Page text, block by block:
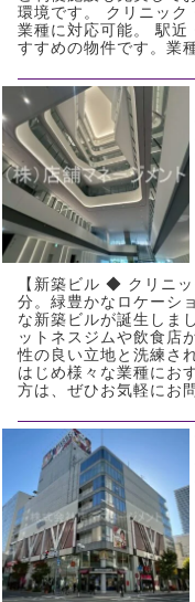
環境です。 クリニック
業種に対応可能。 駅近
すすめの物件です。業
【新築ビル ◆ クリニ
分。緑豊かなロケーシ
な新築ビルが誕生しま
ットネスジムや飲食店
性の良い立地と洗練さ
はじめ様々な業種にお
方は、ぜひお気軽にお